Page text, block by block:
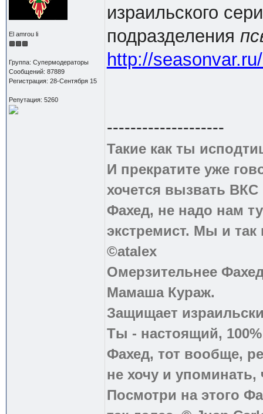
El amrou li
Группа: Супермодераторы
Сообщений: 87889
Регистрация: 28-Сентября 15
Репутация: 5260
израильского
подразделения
http://
--------------------
Такие как ты
И прекратите уже
хочется вызвать
Фахед, не надо нам
экстремист. Мы и
©atalex
Омерзительнее
Мамаша Кураж.
Защищает
Ты - настоящий,
Фахед, тот вообще,
не хочу и
Посмотри на этого